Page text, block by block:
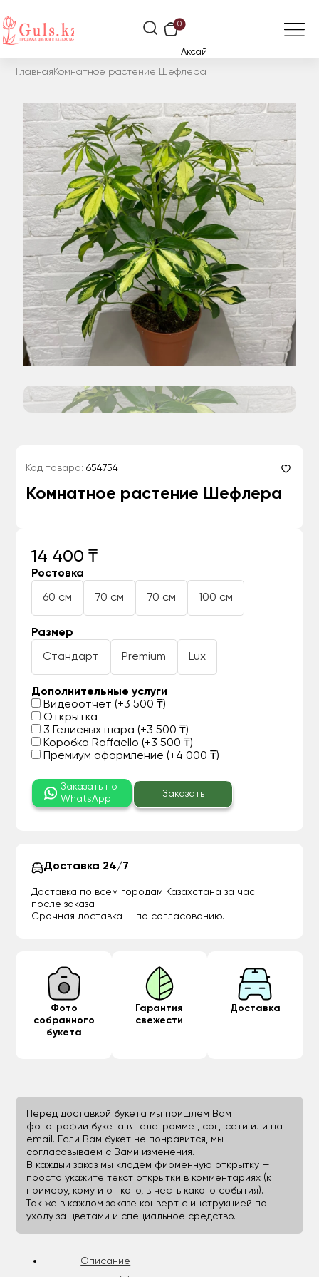
0
Аксай
Главная Комнатное растение Шефлера
Код товара: 654754
Комнатное растение Шефлера
14 400 ₸
Ростовка
60 см 70 см 70 см 100 см
Размер
Стандарт Premium Lux
Дополнительные услуги
Видеоотчет (+3 500 ₸)
Открытка
3 Гелиевых шара (+3 500 ₸)
Коробка Raffaello (+3 500 ₸)
Премиум оформление (+4 000 ₸)
Заказать по
WhatsApp
Заказать
Доставка 24/7
Доставка по всем городам Казахстана за час
после заказа
Срочная доставка — по согласованию.
Фото
собранного
букета
Гарантия
свежести
Доставка
Перед доставкой букета мы пришлем Вам
фотографии букета в телеграмме , соц. сети или на
email. Если Вам букет не понравится, мы
согласовываем с Вами изменения.
В каждый заказ мы кладём фирменную открытку —
просто укажите текст открытки в комментариях (к
примеру, кому и от кого, в честь какого события).
Так же в каждом заказе конверт с инструкцией по
уходу за цветами и специальное средство.
Описание